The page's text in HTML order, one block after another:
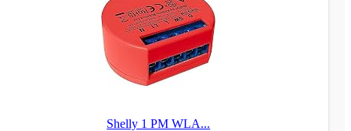
Shelly 1 PM WLA...